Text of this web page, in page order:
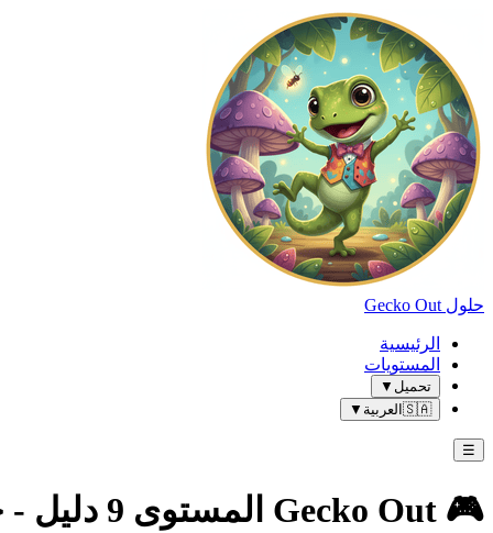
حلول Gecko Out
الرئيسية
المستويات
تحميل ▼
🇸🇦 العربية ▼
☰
🎮 Gecko Out المستوى 9 دليل - حل كامل وشرح